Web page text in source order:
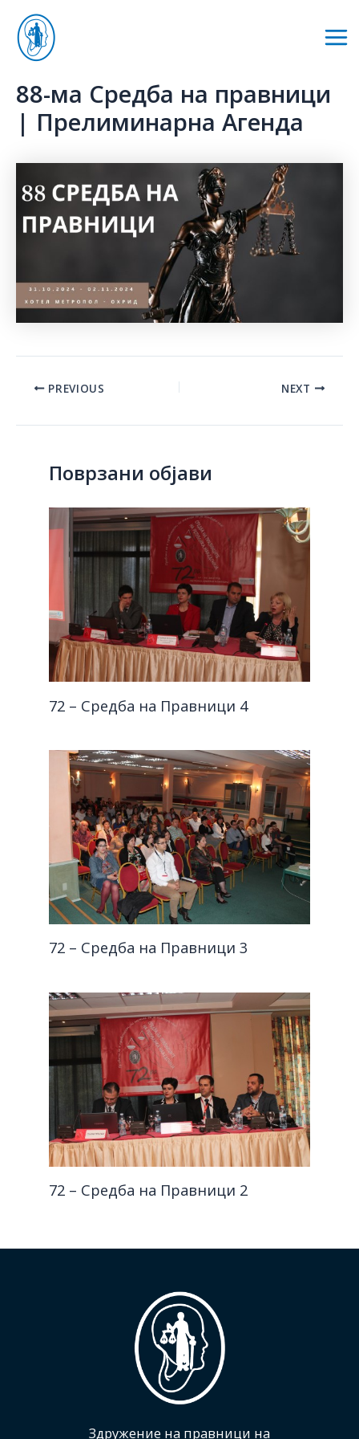
content
88-ма Средба на правници
| Прелиминарна Агенда
PostPREVIOUS NEXT
Поврзани објави
72 – Средба на Правници 4
72 – Средба на Правници 3
72 – Средба на Правници 2
Здружение на правници на